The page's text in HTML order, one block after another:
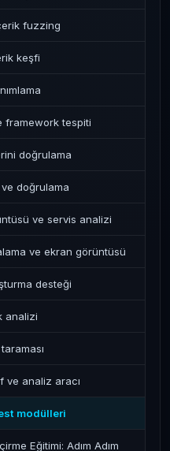
fuzzing
keşfi
framework tespiti
doğrulama
doğrulama
ve servis analizi
ve ekran görüntüsü
desteği
analizi
ve analiz aracı
modülleri
Eğitimi: Adım Adım